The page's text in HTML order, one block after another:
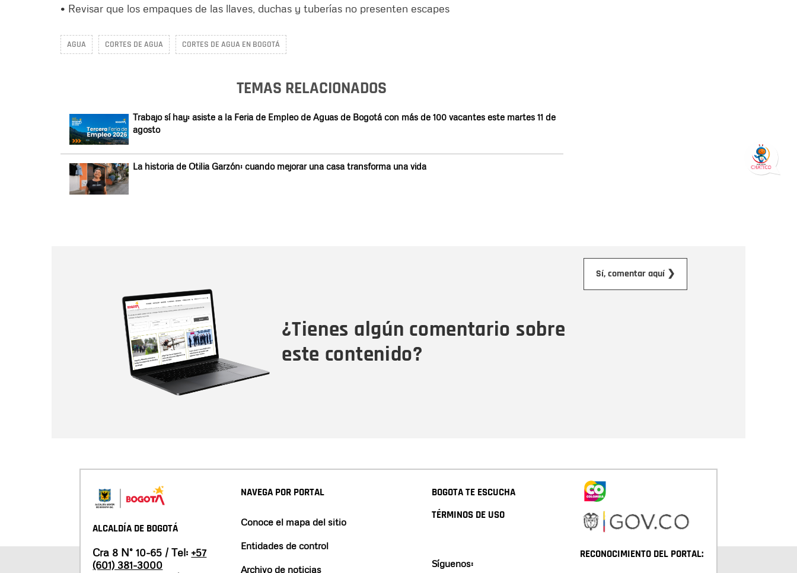
• Revisar que los empaques de las llaves, duchas y tuberías no presenten escapes
AGUA CORTES DE AGUA CORTES DE AGUA EN BOGOTÁ
TEMAS RELACIONADOS
Trabajo sí hay: asiste a la Feria de Empleo de Aguas de Bogotá con más de 100 vacantes este martes 11 de
agosto
La historia de Otilia Garzón: cuando mejorar una casa transforma una vida
¿Tienes algún comentario sobre
este contenido?
Sí, comentar aquí ❯
ALCALDÍA DE BOGOTÁ
Cra 8 N° 10-65 / Tel: +57
(601) 381-3000
NAVEGA POR PORTAL
Conoce el mapa del sitio
Entidades de control
Archivo de noticias
BOGOTA TE ESCUCHA
TÉRMINOS DE USO
Síguenos:
RECONOCIMIENTO DEL PORTAL: